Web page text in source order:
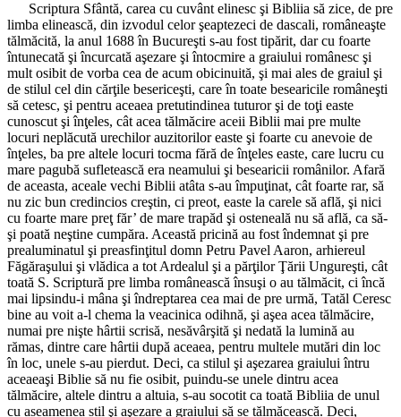
Scriptura Sfântă, carea cu cuvânt elinesc şi Bibliia să zice, de pre
limba elinească, din izvodul celor şeaptezeci de dascali, româneaşte
tălmăcită, la anul 1688 în Bucureşti s-au fost tipărit, dar cu foarte
întunecată şi încurcată aşezare şi întocmire a graiului românesc şi
mult osibit de vorba cea de acum obicinuită, şi mai ales de graiul şi
de stilul cel din cărţile besericeşti, care în toate besearicile româneşti
să cetesc, şi pentru aceaea pretutindinea tuturor şi de toţi easte
cunoscut şi înţeles, cât acea tălmăcire aceii Biblii mai pre multe
locuri neplăcută urechilor auzitorilor easte şi foarte cu anevoie de
înţeles, ba pre altele locuri tocma fără de înţeles easte, care lucru cu
mare pagubă sufletească era neamului şi besearicii românilor. Afară
de aceasta, aceale vechi Biblii atâta s-au împuţinat, cât foarte rar, să
nu zic bun credincios creştin, ci preot, easte la carele să află, şi nici
cu foarte mare preţ făr’ de mare trapăd şi osteneală nu să află, ca să-
şi poată neştine cumpăra. Această pricină au fost îndemnat şi pre
prealuminatul şi preasfinţitul domn Petru Pavel Aaron, arhiereul
Făgăraşului şi vlădica a tot Ardealul şi a părţilor Ţării Ungureşti, cât
toată S. Scriptură pre limba românească însuşi o au tălmăcit, ci încă
mai lipsindu-i mâna şi îndreptarea cea mai de pre urmă, Tatăl Ceresc
bine au voit a-l chema la veacinica odihnă, şi aşea acea tălmăcire,
numai pre nişte hârtii scrisă, nesăvârşită şi nedată la lumină au
rămas, dintre care hârtii după aceaea, pentru multele mutări din loc
în loc, unele s-au pierdut. Deci, ca stilul şi aşezarea graiului întru
aceaeaşi Biblie să nu fie osibit, puindu-se unele dintru acea
tălmăcire, altele dintru a altuia, s-au socotit ca toată Bibliia de unul
cu aseamenea stil şi aşezare a graiului să se tălmăcească. Deci,